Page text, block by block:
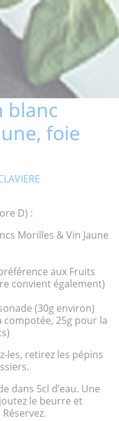
blanc
foie
D) :
Morilles & Vin Jaune
aux Fruits
convient également)
(30g environ)
compotée, 25g pour la
les, retirez les pépins
dans 5cl d’eau. Une
le beurre et